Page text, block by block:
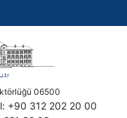
06500
+90 312 202 20 00